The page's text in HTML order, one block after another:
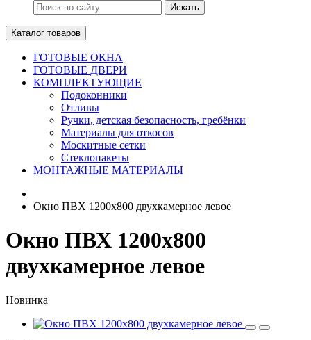
Искать
Каталог товаров
ГОТОВЫЕ ОКНА
ГОТОВЫЕ ДВЕРИ
КОМПЛЕКТУЮЩИЕ
Подоконники
Отливы
Ручки, детская безопасность, гребёнки
Материалы для откосов
Москитные сетки
Стеклопакеты
МОНТАЖНЫЕ МАТЕРИАЛЫ
Окно ПВХ 1200х800 двухкамерное левое
Окно ПВХ 1200х800
двухкамерное левое
Новинка